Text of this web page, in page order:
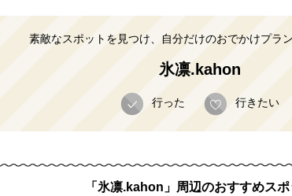
素敵なスポットを見つけ、自分だけのおでかけプラ
氷凛.kahon
行った 行きたい
「氷凛.kahon」周辺のおすすめスポ